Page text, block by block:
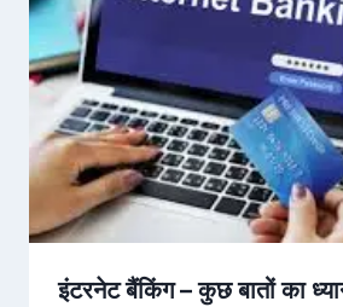
इंटरनेट बैंकिंग – कुछ बातों का